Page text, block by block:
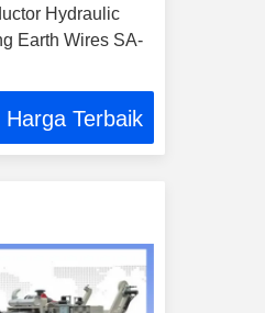
Hydraulic
Earth Wires SA-
Terbaik